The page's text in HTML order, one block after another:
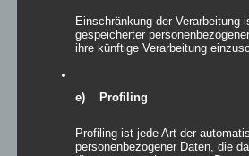
Einschränkung der Verarbeitung
gespeicherter
ihre künftige Verarbeitung
e) Profiling
Profiling ist jede Art der
personenbezogener Daten, die